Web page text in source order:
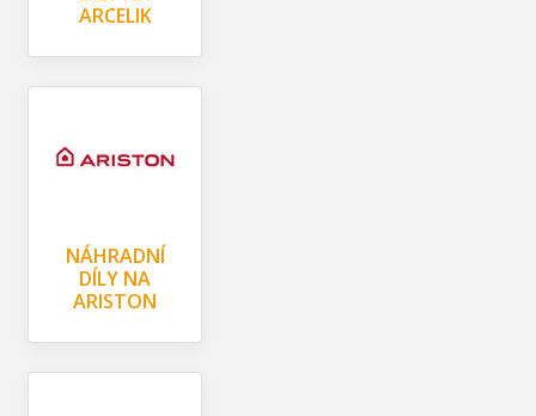
ARCELIK
NÁHRADNÍ
DÍLY NA
ARISTON